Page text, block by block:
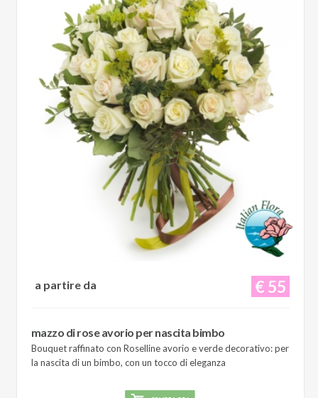
€ 55
a partire da
mazzo di rose avorio per nascita bimbo
Bouquet raffinato con Roselline avorio e verde decorativo: per
la nascita di un bimbo, con un tocco di eleganza